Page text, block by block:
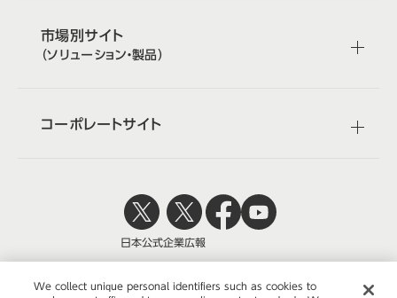
市場別サイト
（ソリューション・製品）
コーポレートサイト
日本公式企業広報
We collect unique personal identifiers such as cookies to